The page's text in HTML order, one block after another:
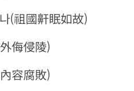
(祖國鼾眠如故)
侮侵陵)
容腐敗)